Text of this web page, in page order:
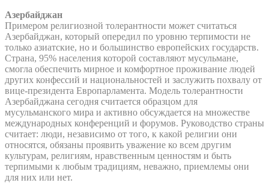
Азербайджан
Примером религиозной толерантности может считаться
Азербайджан, который опередил по уровню терпимости не
только азиатские, но и большинство европейских государств.
Страна, 95% населения которой составляют мусульмане,
смогла обеспечить мирное и комфортное проживание людей
других конфессий и национальностей и заслужить похвалу от
вице-президента Европарламента. Модель толерантности
Азербайджана сегодня считается образцом для
мусульманского мира и активно обсуждается на множестве
международных конференций и форумов. Руководство страны
считает: люди, независимо от того, к какой религии они
относятся, обязаны проявить уважение ко всем другим
культурам, религиям, нравственным ценностям и быть
терпимыми к любым традициям, неважно, приемлемы они
для них или нет.